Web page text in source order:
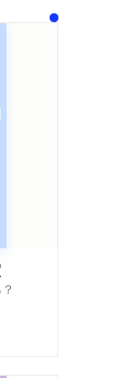
シリーズ・関連本
感想をおくる